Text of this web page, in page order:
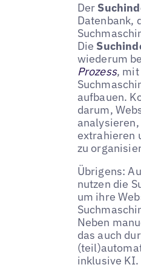
Der
Datenbank,
Die
wiederum
Prozess, mit
aufbauen.
darum,
extrahieren
zu
Übrigens:
nutzen die
um ihre
Neben
das auch
inklusive KI.